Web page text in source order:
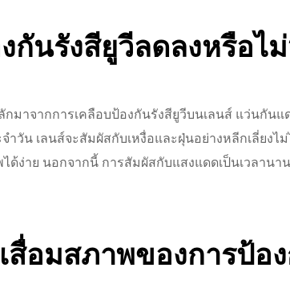
กันรังสียูวีลดลงหรือไ
มาจากการเคลือบป้องกันรังสียูวีบนเลนส์ แว่นกั
วัน เลนส์จะสัมผัสกับเหงื่อและฝุ่นอย่างหลีกเลี่ยง
ง่าย นอกจากนี้ การสัมผัสกับแสงแดดเป็นเวลาน
สื่อมสภาพของการป้อ